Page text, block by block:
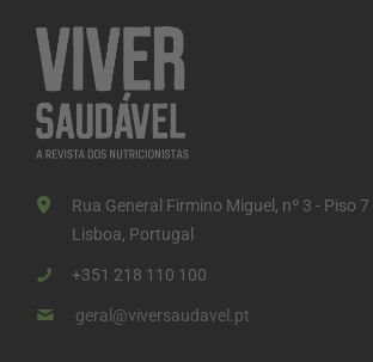
Rua General Firmino Miguel, nº 3 - Piso
Lisboa, Portugal
+351 218 110 100
geral@viversaudavel.pt